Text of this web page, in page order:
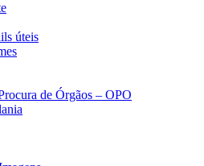
úteis
de Órgãos – OPO